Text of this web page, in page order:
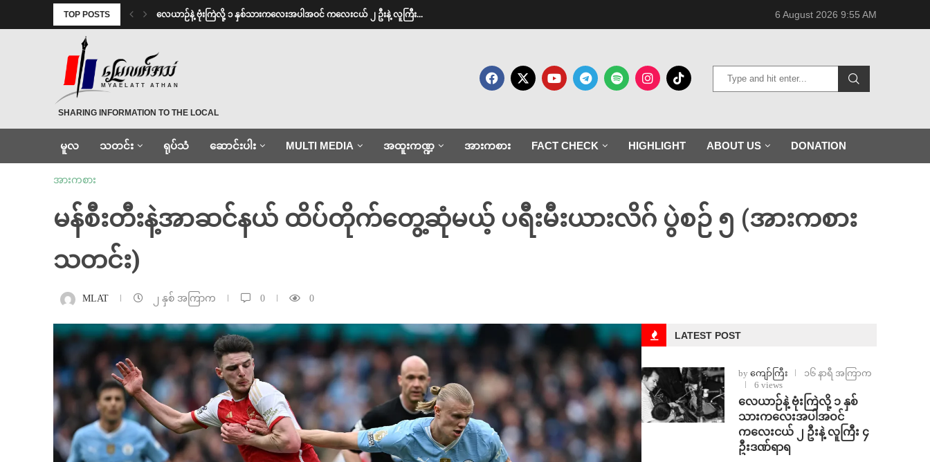
TOP POSTS ⁨လေယာဉ်နဲ့ ဗုံးကြဲလို့ ၁ နှစ်သားကလေးအပါအဝင် ကလေးငယ် ၂ ဦးနဲ့ လူကြီး... 6 August 2026 9:55 AM
MYAELATT ATHAN
SHARING INFORMATION TO THE LOCAL
မူလ သတင်း ရုပ်သံ ဆောင်းပါး MULTI MEDIA အထူးကဏ္ဍ အားကစား FACT CHECK HIGHLIGHT ABOUT US DONATION
အားကစား
မန်စီးတီးနဲ့အာဆင်နယ် ထိပ်တိုက်တွေ့ဆုံမယ့် ပရီးမီးယားလိဂ် ပွဲစဉ် ၅ (အားကစား
သတင်း)
MLAT ၂ နှစ် အကြာက 0 0
LATEST POST
by ကျော်ကြီး
၁၆ နာရီ အကြာက
6 views
⁨လေယာဉ်နဲ့ ဗုံးကြဲလို့ ၁ နှစ်
သားကလေးအပါအဝင်
ကလေးငယ် ၂ ဦးနဲ့ လူကြီး ၄
ဦးဒဏ်ရာရ